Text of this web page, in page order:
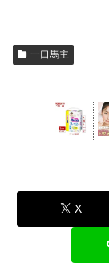
一口馬主
X